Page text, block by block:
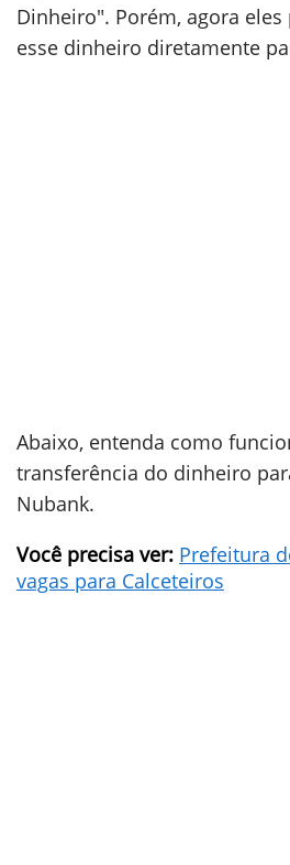
Dinheiro". Porém, agora
esse dinheiro diretamente
Abaixo, entenda como
transferência do dinheiro
Nubank.
Você precisa ver: Prefeitura
vagas para Calceteiros